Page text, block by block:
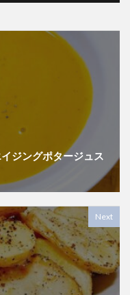
ジングポタージュス
Next